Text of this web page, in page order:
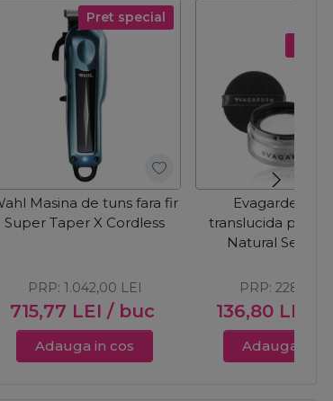
Pret special
Masina de tuns fara fir
Super Taper X Cordless
715,77 LEI / buc
PRP: 1.042,00 LEI
Adauga in cos
Evagarden
translucida
Natural Setting
136,80 LEI
PRP: 228,00
Adauga in